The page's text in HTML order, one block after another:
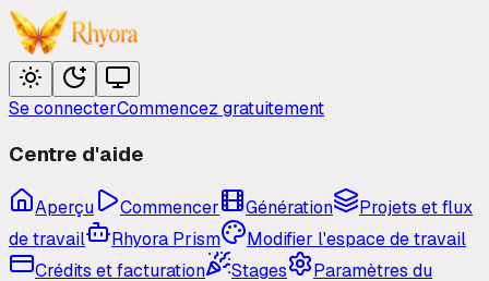
Se connecterCommencez gratuitement
Centre d'aide
Aperçu Commencer Génération
Projets et flux
de travail
Rhyora Prism
Modifier l'espace de travail
Crédits et facturation
Stages
Paramètres du